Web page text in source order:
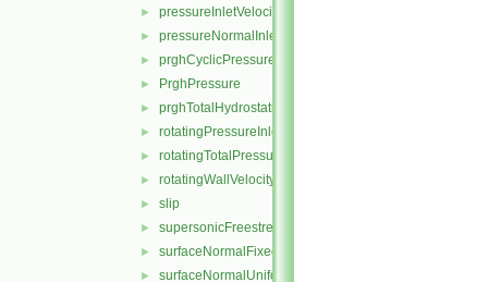
► pressureInletVelocity
► pressureNormalInletOutletVelocity
► prghCyclicPressure
► PrghPressure
► prghTotalHydrostaticPressure
► rotatingPressureInletOutletVelocity
► rotatingTotalPressure
► rotatingWallVelocity
► slip
► supersonicFreestream
► surfaceNormalFixedValue
► surfaceNormalUniformFixedValue